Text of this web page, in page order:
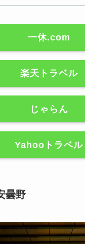
一休.com
楽天トラベル
じゃらん
Yahooトラベル
曇野